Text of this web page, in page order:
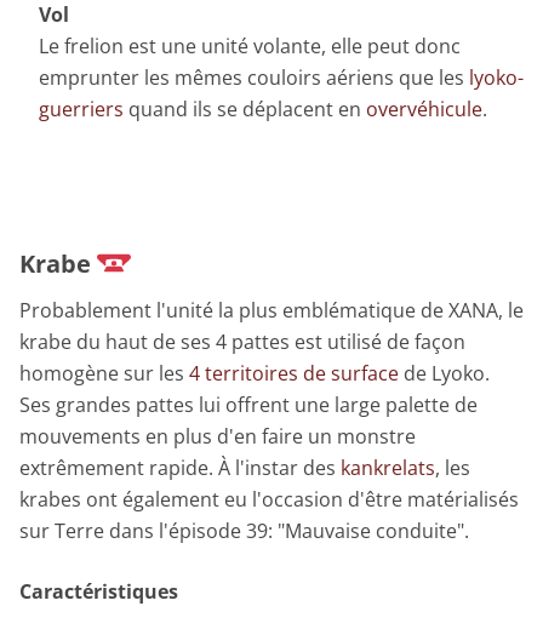
Vol
Le frelion est une unité volante, elle peut donc
emprunter les mêmes couloirs aériens que les lyoko-
guerriers quand ils se déplacent en overvéhicule.
Krabe
Probablement l'unité la plus emblématique de XANA, le
krabe du haut de ses 4 pattes est utilisé de façon
homogène sur les 4 territoires de surface de Lyoko.
Ses grandes pattes lui offrent une large palette de
mouvements en plus d'en faire un monstre
extrêmement rapide. À l'instar des kankrelats, les
krabes ont également eu l'occasion d'être matérialisés
sur Terre dans l'épisode 39: "Mauvaise conduite".
Caractéristiques